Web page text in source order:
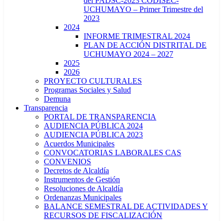
UCHUMAYO – Primer Trimestre del
2023
2024
INFORME TRIMESTRAL 2024
PLAN DE ACCIÓN DISTRITAL DE
UCHUMAYO 2024 – 2027
2025
2026
PROYECTO CULTURALES
Programas Sociales y Salud
Demuna
Transparencia
PORTAL DE TRANSPARENCIA
AUDIENCIA PÚBLICA 2024
AUDIENCIA PÚBLICA 2023
Acuerdos Municipales
CONVOCATORIAS LABORALES CAS
CONVENIOS
Decretos de Alcaldía
Instrumentos de Gestión
Resoluciones de Alcaldía
Ordenanzas Municipales
BALANCE SEMESTRAL DE ACTIVIDADES Y
RECURSOS DE FISCALIZACIÓN